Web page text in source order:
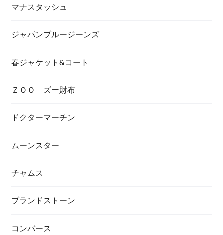
マナスタッシュ
ジャパンブルージーンズ
春ジャケット&コート
ＺＯＯ ズー財布
ドクターマーチン
ムーンスター
チャムス
ブランドストーン
コンバース